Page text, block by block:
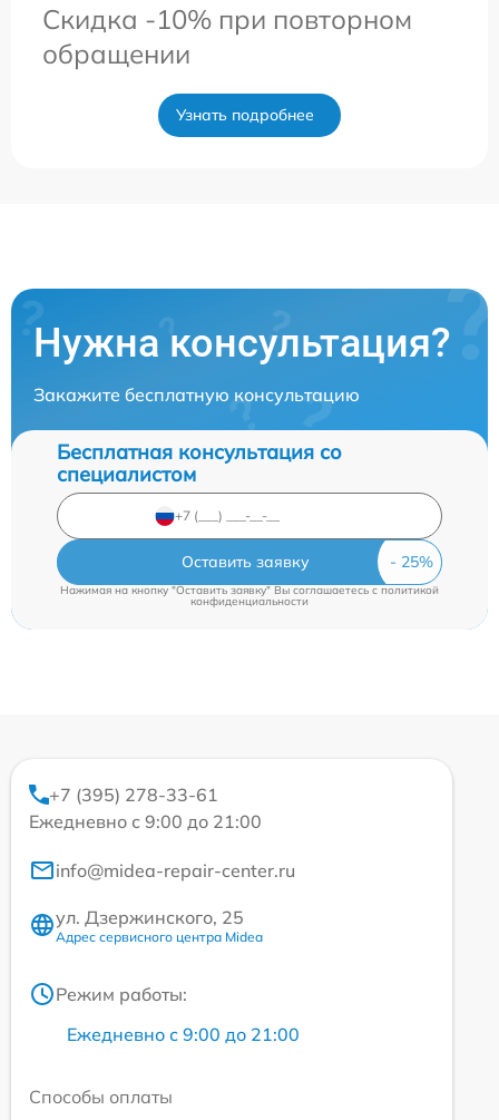
Скидка -10% при повторном
обращении
Узнать подробнее
Нужна консультация?
Закажите бесплатную консультацию
Бесплатная консультация со
специалистом
Оставить заявку
Нажимая на кнопку "Оставить заявку" Вы соглашаетесь cполитикой
конфиденциальности
+7 (395) 278-33-61
Ежедневно с 9:00 до 21:00
info@midea-repair-center.ru
ул. Дзержинского, 25
Адрес сервисного центра Midea
Режим работы:
Ежедневно с 9:00 до 21:00
Способы оплаты